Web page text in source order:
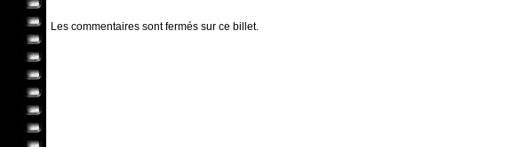
Les commentaires sont fermés sur ce billet.